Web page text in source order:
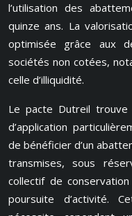
l’utilisation des
quinze ans. La
optimisée grâce aux
sociétés non cotées,
celle d’illiquidité.
Le pacte Dutreil trouve
d’application
de bénéficier d’un
transmises, sous
collectif de
poursuite d’activité.